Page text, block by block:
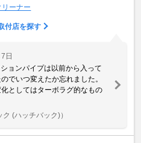
リーナー
付店を探す
日
ョンパイプは以前から入って
でいつ変えたか忘れました。
としてはターボラグ的なもの
ク (ハッチバック)）